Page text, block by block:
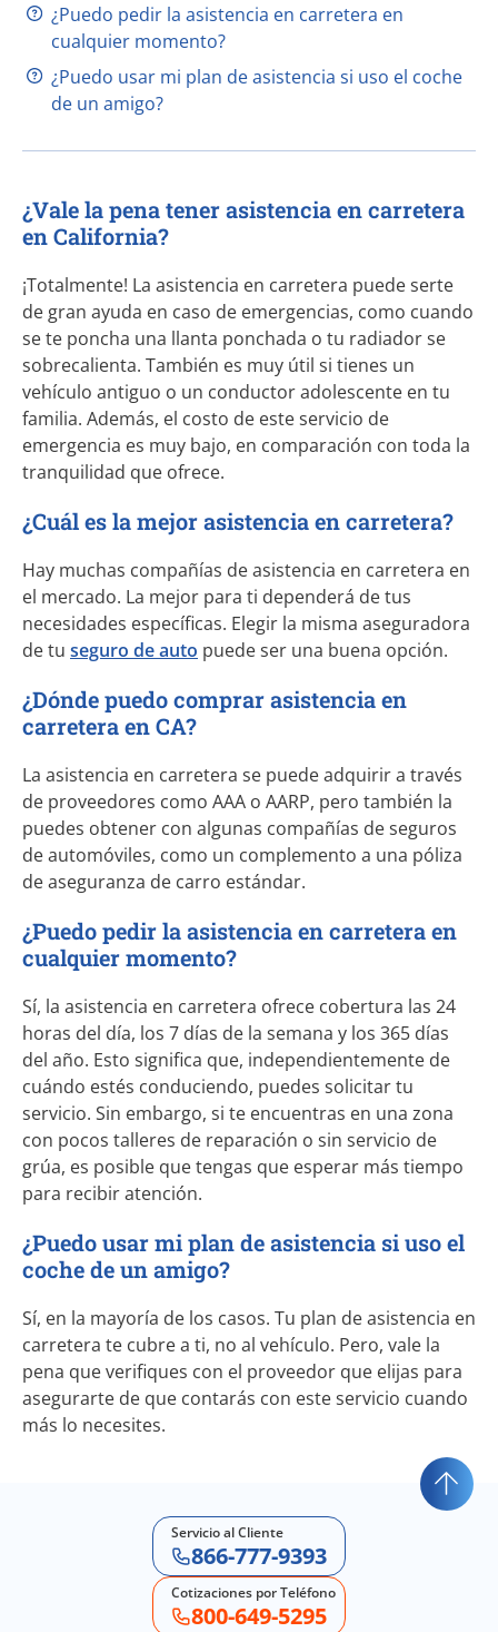
¿Puedo pedir la asistencia en carretera en
cualquier momento?
¿Puedo usar mi plan de asistencia si uso el coche
de un amigo?
¿Vale la pena tener asistencia en carretera
en California?
¡Totalmente! La asistencia en carretera puede serte
de gran ayuda en caso de emergencias, como cuando
se te poncha una llanta ponchada o tu radiador se
sobrecalienta. También es muy útil si tienes un
vehículo antiguo o un conductor adolescente en tu
familia. Además, el costo de este servicio de
emergencia es muy bajo, en comparación con toda la
tranquilidad que ofrece.
¿Cuál es la mejor asistencia en carretera?
Hay muchas compañías de asistencia en carretera en
el mercado. La mejor para ti dependerá de tus
necesidades específicas. Elegir la misma aseguradora
de tu seguro de auto puede ser una buena opción.
¿Dónde puedo comprar asistencia en
carretera en CA?
La asistencia en carretera se puede adquirir a través
de proveedores como AAA o AARP, pero también la
puedes obtener con algunas compañías de seguros
de automóviles, como un complemento a una póliza
de aseguranza de carro estándar.
¿Puedo pedir la asistencia en carretera en
cualquier momento?
Sí, la asistencia en carretera ofrece cobertura las 24
horas del día, los 7 días de la semana y los 365 días
del año. Esto significa que, independientemente de
cuándo estés conduciendo, puedes solicitar tu
servicio. Sin embargo, si te encuentras en una zona
con pocos talleres de reparación o sin servicio de
grúa, es posible que tengas que esperar más tiempo
para recibir atención.
¿Puedo usar mi plan de asistencia si uso el
coche de un amigo?
Sí, en la mayoría de los casos. Tu plan de asistencia en
carretera te cubre a ti, no al vehículo. Pero, vale la
pena que verifiques con el proveedor que elijas para
asegurarte de que contarás con este servicio cuando
más lo necesites.
Servicio al Cliente
866-777-9393
Cotizaciones por Teléfono
800-649-5295